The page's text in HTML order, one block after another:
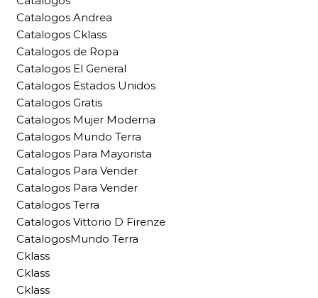
Catalogos Andrea
Catalogos Cklass
Catalogos de Ropa
Catalogos El General
Catalogos Estados Unidos
Catalogos Gratis
Catalogos Mujer Moderna
Catalogos Mundo Terra
Catalogos Para Mayorista
Catalogos Para Vender
Catalogos Para Vender
Catalogos Terra
Catalogos Vittorio D Firenze
CatalogosMundo Terra
Cklass
Cklass
Cklass